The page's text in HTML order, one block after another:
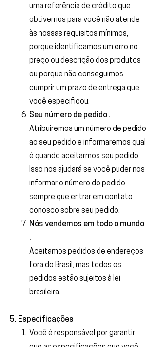
uma referência de crédito que
obtivemos para você não atende
às nossas requisitos mínimos,
porque identificamos um erro no
preço ou descrição dos produtos
ou porque não conseguimos
cumprir um prazo de entrega que
você especificou.
Seu número de pedido .
Atribuiremos um número de pedido
ao seu pedido e informaremos qual
é quando aceitarmos seu pedido.
Isso nos ajudará se você puder nos
informar o número do pedido
sempre que entrar em contato
conosco sobre seu pedido.
Nós vendemos em todo o mundo
.
Aceitamos pedidos de endereços
fora do Brasil, mas todos os
pedidos estão sujeitos à lei
brasileira.
5. Especificações
Você é responsável por garantir